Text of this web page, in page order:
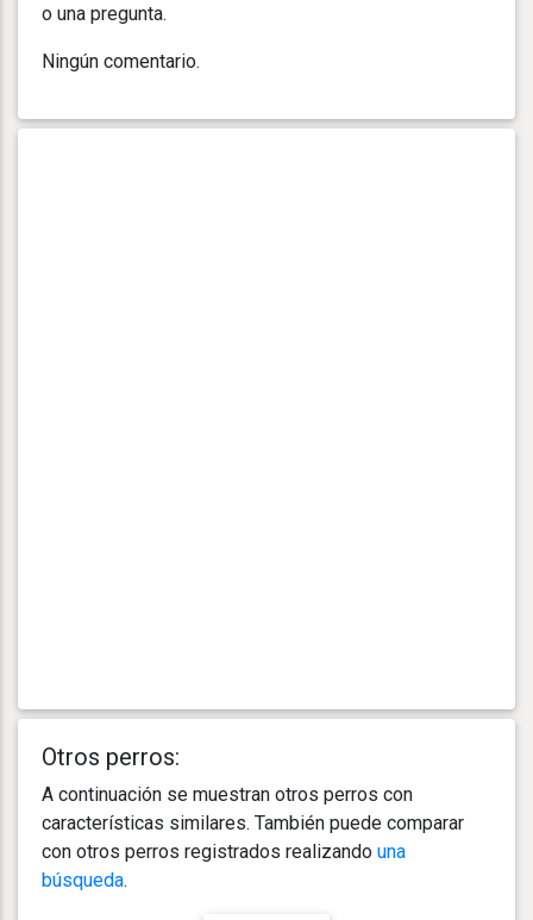
o una pregunta.
Ningún comentario.
Otros perros:
A continuación se muestran otros perros con
características similares. También puede comparar
con otros perros registrados realizando una
búsqueda.